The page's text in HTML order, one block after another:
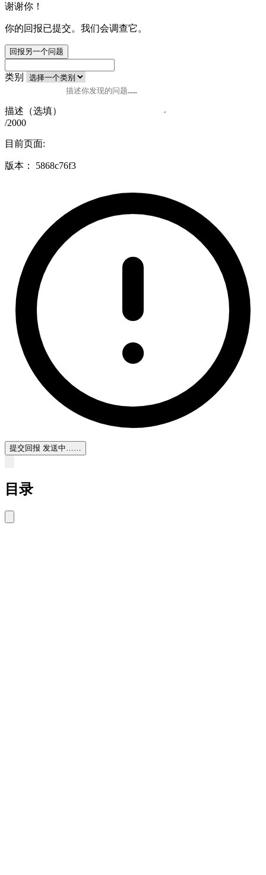
谢谢你！
你的回报已提交。我们会调查它。
回报另一个问题
类别
描述（选填）
/2000
目前页面:
版本： 5868c76f3
提交回报 发送中……
目录